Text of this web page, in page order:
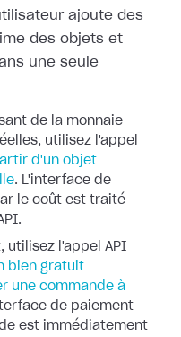
ajoute des
des objets et
une seule
de la monnaie
utilisez l'appel
d'un objet
. L'interface de
le coût est traité
utilisez l'appel API
bien gratuit
une commande à
de paiement
est immédiatement